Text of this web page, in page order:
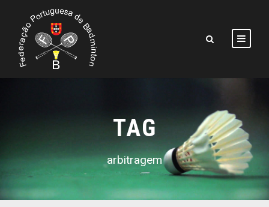
TAG
arbitragem